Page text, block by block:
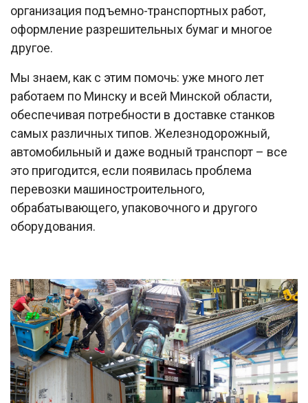
организация подъемно-транспортных работ,
оформление разрешительных бумаг и многое
другое.
Мы знаем, как с этим помочь: уже много лет
работаем по Минску и всей Минской области,
обеспечивая потребности в доставке станков
самых различных типов. Железнодорожный,
автомобильный и даже водный транспорт – все
это пригодится, если появилась проблема
перевозки машиностроительного,
обрабатывающего, упаковочного и другого
оборудования.